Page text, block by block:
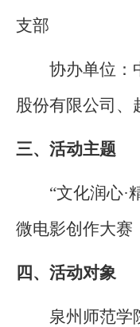
支部
协办单位：中
股份有限公司、
三、活动主题
“文化润心·
微电影创作大赛
四、活动对象
泉州师范学